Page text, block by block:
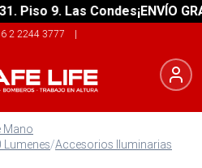
9. Las Condes¡ENVÍO
2 2244 3777 |
Mano
Lumenes/Accesorios Iluminarias